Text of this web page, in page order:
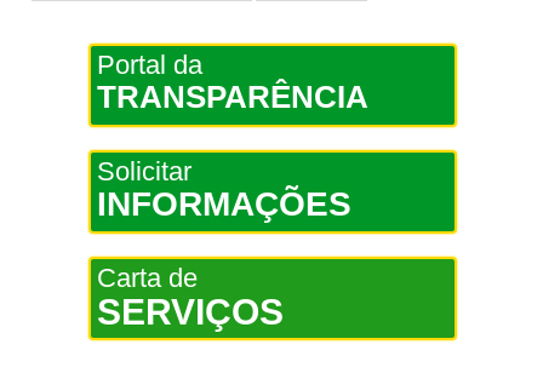
Portal da
TRANSPARÊNCIA
Solicitar
INFORMAÇÕES
Carta de
SERVIÇOS